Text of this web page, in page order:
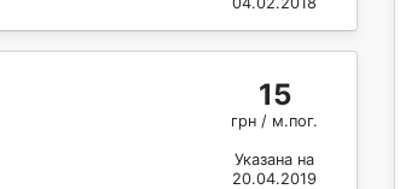
15
грн / м.пог.
Указана на
20.04.2019